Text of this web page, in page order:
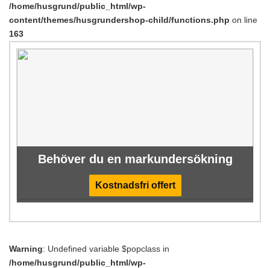
/home/husgrund/public_html/wp-
content/themes/husgrundershop-child/functions.php on line
163
Behöver du en markundersökning
Kostnadsfri offert
Warning: Undefined variable $popclass in
/home/husgrund/public_html/wp-